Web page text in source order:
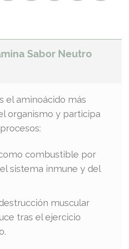
Sabor Neutro
el aminoácido más
organismo y participa
combustible por
sistema inmune y del
muscular
tras el ejercicio